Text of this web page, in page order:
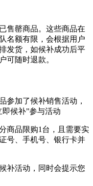
售罄商品。这些商品在
名额有限，会根据用户
发货，如候补成功后平
可随时退款。
参加了候补销售活动，
候补”参与活动
商品限购1台，且需要实
号、手机号、银行卡并
补活动，同时会提示您